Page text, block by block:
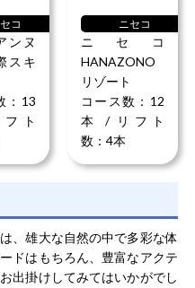
コ
ンヌ
スキ
：13
ト
ニセコ
ニセコ
HANAZONO
リゾート
コース数：12
本 / リフト
数：4本
、雄大な自然の中で多彩な体
ドはもちろん、豊富なアクテ
出掛けしてみてはいかがでし